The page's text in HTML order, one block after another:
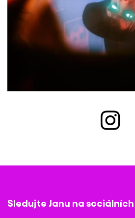
Sledujte Janu na